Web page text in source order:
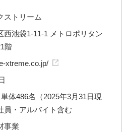
ストリーム
西池袋1-11-1 メトロポリタン
階
xtreme.co.jp/
体486名（2025年3月31日現
・アルバイト含む
事業